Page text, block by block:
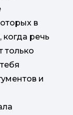
в
когда речь
только
и